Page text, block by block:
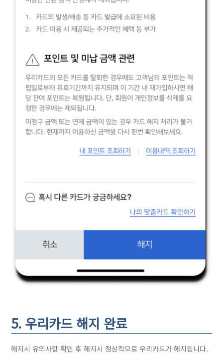
5. 우리카드 해지 완료
해지시 유의사항 확인 후 해지시 정상적으로 우리카드가 해지됩니다.